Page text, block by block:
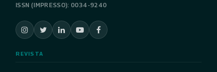
ISSN (IMPRESSO): 0034-9240
REVISTA